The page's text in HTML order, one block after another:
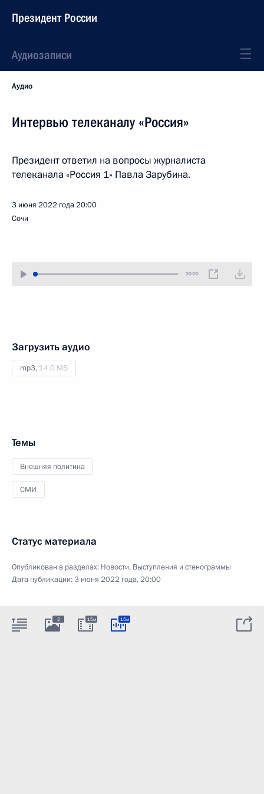
Президент России
Аудиозаписи
Аудио
Интервью телеканалу «Россия»
Президент ответил на вопросы журналиста
телеканала «Россия 1» Павла Зарубина.
3 июня 2022 года20:00
Сочи
00:00
Загрузить аудио
mp3, 14.0 МБ
Темы
Внешняя политика
СМИ
Статус материала
Опубликован в разделах: Новости, Выступления и стенограммы
Дата публикации:3 июня 2022 года, 20:00
2 15м 15м